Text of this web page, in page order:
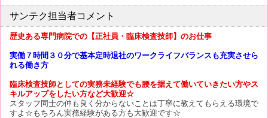
サンテク担当者コメント
歴史ある専門病院での【正社員・臨床検査技師】のお仕事
実働７時間３０分で基本定時退社のワークライフバランスも充実させら
れる働き方
臨床検査技師としての実務未経験でも腰を据えて働いていきたい方やス
キルアップをしたい方など大歓迎☆
スタッフ同士の仲も良く分からないことは丁寧に教えてもらえる環境で
すよ☆もちろん実務経験がある方も大歓迎です☆